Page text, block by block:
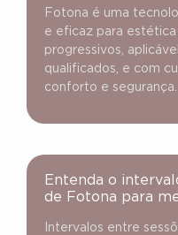
Fotona é uma
e eficaz para
progressivos,
qualificados, e com
conforto e segurança.
Entenda o
de Fotona para
Intervalos entre